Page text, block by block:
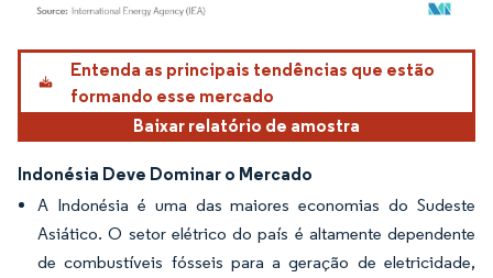
Imagem © Mordor Intelligence. O reuso requer atribuição conforme CC BY 4.0.
Entenda as principais tendências que estão
formando esse mercado
Baixar relatório de amostra
Indonésia Deve Dominar o Mercado
A Indonésia é uma das maiores economias do Sudeste
Asiático. O setor elétrico do país é altamente dependente
de combustíveis fósseis para a geração de eletricidade,